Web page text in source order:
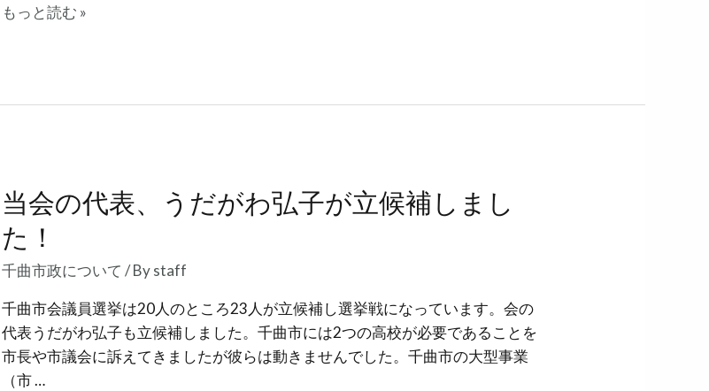
2
挙
もっと読む »
当会の代表、うだがわ弘子が立候補しまし
た！
千曲市政について / Bystaff
千曲市会議員選挙は20人のところ23人が立候補し選挙戦になっています。会の
代表うだがわ弘子も立候補しました。千曲市には2つの高校が必要であることを
市長や市議会に訴えてきましたが彼らは動きませんでした。千曲市の大型事業
（市 …